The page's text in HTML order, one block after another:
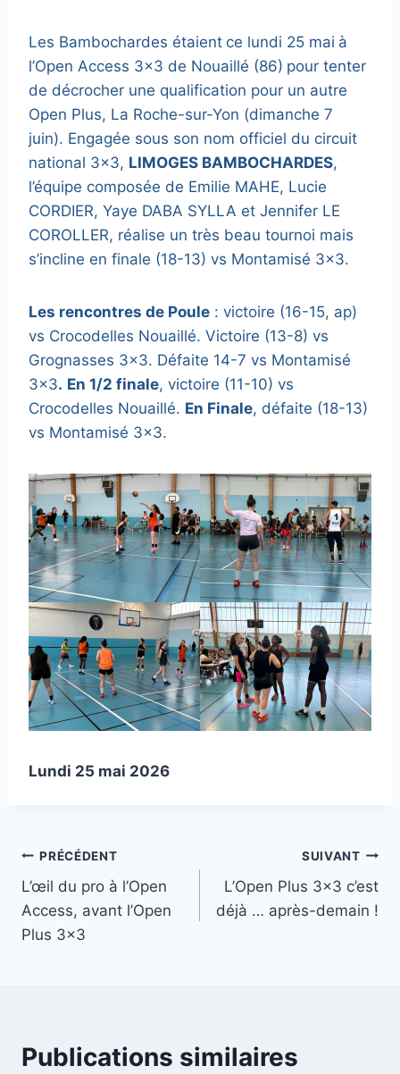
Les Bambochardes étaient ce lundi 25 mai à
l’Open Access 3×3 de Nouaillé (86) pour tenter
de décrocher une qualification pour un autre
Open Plus, La Roche-sur-Yon (dimanche 7
juin). Engagée sous son nom officiel du circuit
national 3×3, LIMOGES BAMBOCHARDES,
l’équipe composée de Emilie MAHE, Lucie
CORDIER, Yaye DABA SYLLA et Jennifer LE
COROLLER, réalise un très beau tournoi mais
s’incline en finale (18-13) vs Montamisé 3×3.
Les rencontres de Poule : victoire (16-15, ap)
vs Crocodelles Nouaillé. Victoire (13-8) vs
Grognasses 3×3. Défaite 14-7 vs Montamisé
3×3. En 1/2 finale, victoire (11-10) vs
Crocodelles Nouaillé. En Finale, défaite (18-13)
vs Montamisé 3×3.
Lundi 25 mai 2026
Navigation
de
l’article
PRÉCÉDENT
L’œil du pro à l’Open
Access, avant l’Open
Plus 3×3
SUIVANT
L’Open Plus 3×3 c’est
déjà … après-demain !
Publications similaires